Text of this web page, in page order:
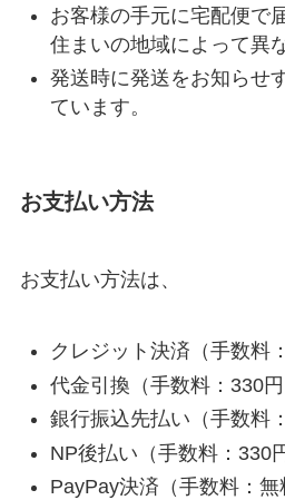
お客様の手元に宅配便で
住まいの地域によって異
発送時に発送をお知らせ
ています。
お支払い方法
お支払い方法は、
クレジット決済（手数料
代金引換（手数料：330円
銀行振込先払い（手数料
NP後払い（手数料：330
PayPay決済（手数料：無